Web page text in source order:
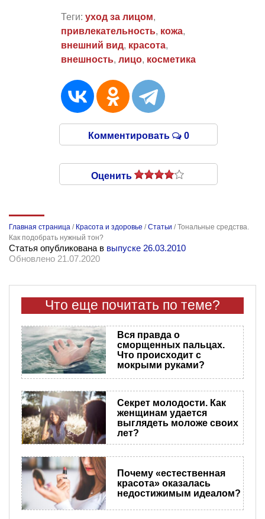
Теги: уход за лицом,
привлекательность, кожа,
внешний вид, красота,
внешность, лицо, косметика
Комментировать 0
Оценить
Главная страница / Красота и здоровье /Статьи /Тональные средства.
Как подобрать нужный тон?
Статья опубликована в выпуске 26.03.2010
Обновлено 21.07.2020
Что еще почитать по теме?
Вся правда о
сморщенных пальцах.
Что происходит с
мокрыми руками?
Секрет молодости. Как
женщинам удается
выглядеть моложе своих
лет?
Почему «естественная
красота» оказалась
недостижимым идеалом?